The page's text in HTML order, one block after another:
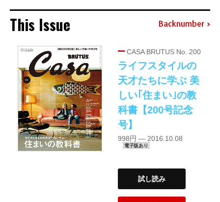
This Issue Backnumber
CASA BRUTUS No. 200
ライフスタイルの
天才たちに学ぶ 美
しい｢住まい｣の教
科書【200号記念
号】
998円 — 2016.10.08
電子版あり
試し読み